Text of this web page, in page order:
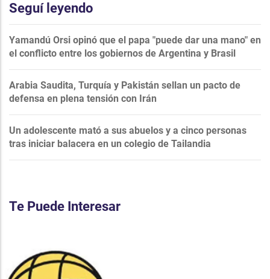
Seguí leyendo
Yamandú Orsi opinó que el papa "puede dar una mano" en
el conflicto entre los gobiernos de Argentina y Brasil
Arabia Saudita, Turquía y Pakistán sellan un pacto de
defensa en plena tensión con Irán
Un adolescente mató a sus abuelos y a cinco personas
tras iniciar balacera en un colegio de Tailandia
Te Puede Interesar